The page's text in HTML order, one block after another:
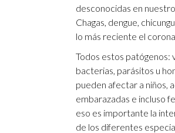
desconocidas en
Chagas, dengue,
lo más reciente el
Todos estos patógenos:
bacterias, parásitos u
pueden afectar a niños,
embarazadas e incluso
eso es importante la
de los diferentes